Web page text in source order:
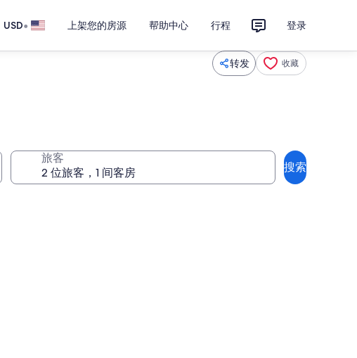
USD• 上架您的房源 帮助中心 行程 登录
转发 收藏
旅客
搜索